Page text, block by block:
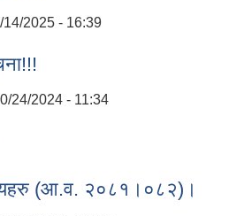
14/2025 - 16:39
24/2024 - 11:34
(आ.व. २०८१।०८२)।